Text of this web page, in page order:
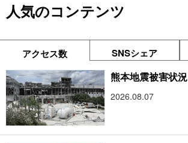
人気のコンテンツ
アクセス数 SNSシェア
熊本地震被害状況
2026.08.07